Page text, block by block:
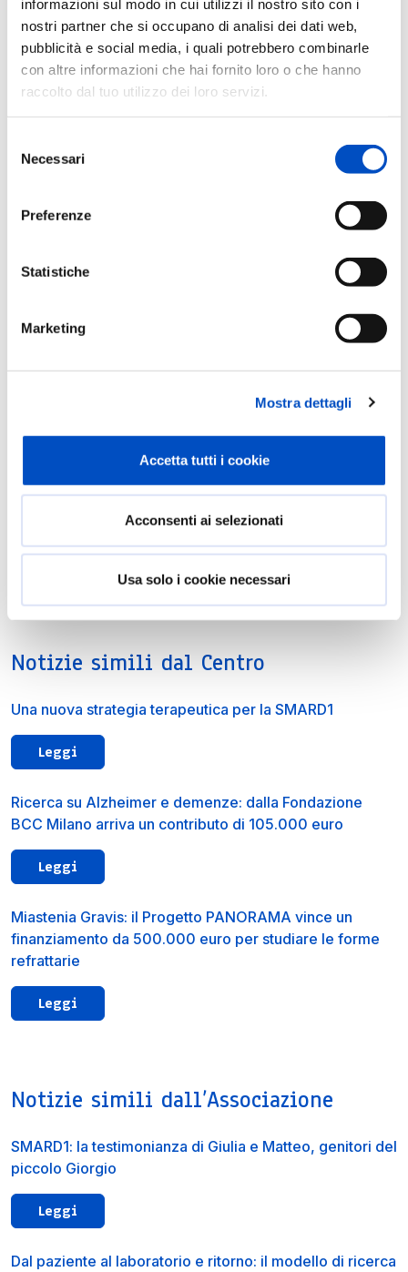
informazioni sul modo in cui utilizzi il nostro sito con i
nostri partner che si occupano di analisi dei dati web,
pubblicità e social media, i quali potrebbero combinarle
con altre informazioni che hai fornito loro o che hanno
raccolto dal tuo utilizzo dei loro servizi.
delNecessari
Preferenze
Statistiche
Marketing
Mostra dettagli
Accetta tutti i cookie
Acconsenti ai selezionati
Usa solo i cookie necessari
Notizie simili dal Centro
Una nuova strategia terapeutica per la SMARD1
Leggi
Ricerca su Alzheimer e demenze: dalla Fondazione
BCC Milano arriva un contributo di 105.000 euro
Leggi
Miastenia Gravis: il Progetto PANORAMA vince un
finanziamento da 500.000 euro per studiare le forme
refrattarie
Leggi
Notizie simili dall’Associazione
SMARD1: la testimonianza di Giulia e Matteo, genitori del
piccolo Giorgio
Leggi
Dal paziente al laboratorio e ritorno: il modello di ricerca